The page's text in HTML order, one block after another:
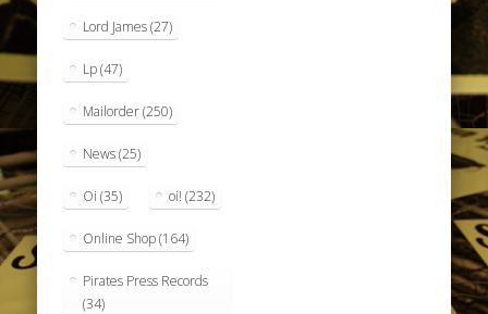
Lord James(27)
Lp(47)
Mailorder(250)
News(25)
Oi (35) oi! (232)
Online Shop(164)
Pirates Press Records
(34)